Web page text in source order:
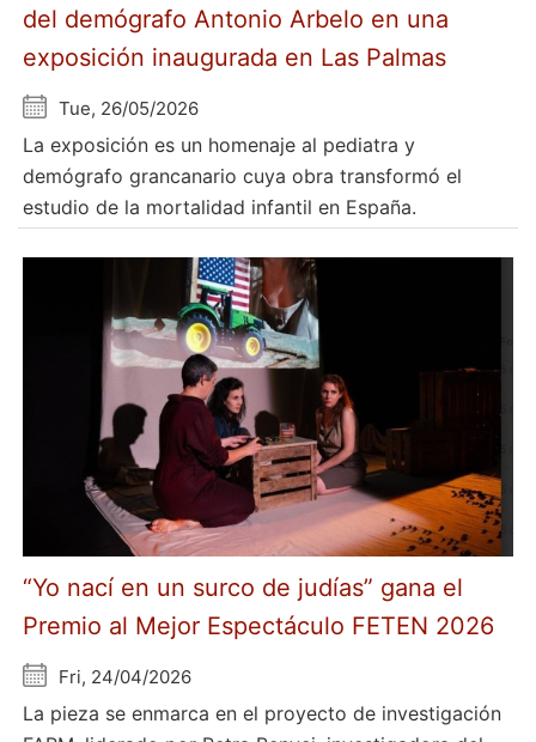
del demógrafo Antonio Arbelo en una
exposición inaugurada en Las Palmas
Tue, 26/05/2026
La exposición es un homenaje al pediatra y
demógrafo grancanario cuya obra transformó el
estudio de la mortalidad infantil en España.
“Yo nací en un surco de judías” gana el
Premio al Mejor Espectáculo FETEN 2026
Fri, 24/04/2026
La pieza se enmarca en el proyecto de investigación